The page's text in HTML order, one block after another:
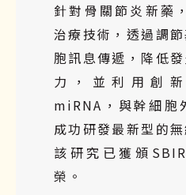
針對骨關節炎新藥
治療技術，透過調
胞訊息傳遞，降低
力，並利用創
miRNA，與幹細胞
成功研發最新型的
該研究已獲頒
榮。